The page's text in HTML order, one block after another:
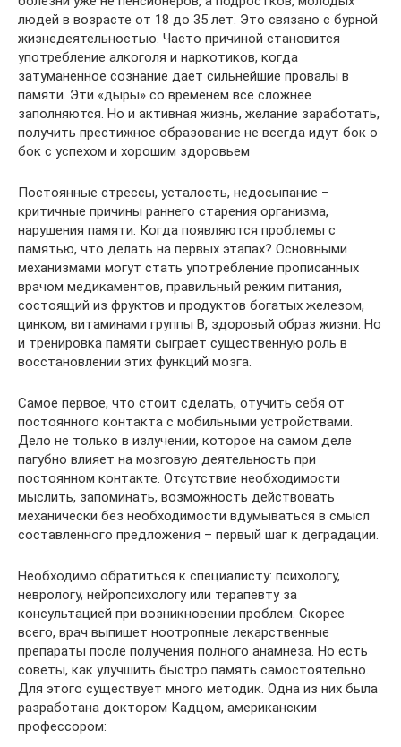
людей в возрасте от 18 до 35 лет. Это связано с бурной
жизнедеятельностью. Часто причиной становится
употребление алкоголя и наркотиков, когда
затуманенное сознание дает сильнейшие провалы в
памяти. Эти «дыры» со временем все сложнее
заполняются. Но и активная жизнь, желание заработать,
получить престижное образование не всегда идут бок о
бок с успехом и хорошим здоровьем
Постоянные стрессы, усталость, недосыпание –
критичные причины раннего старения организма,
нарушения памяти. Когда появляются проблемы с
памятью, что делать на первых этапах? Основными
механизмами могут стать употребление прописанных
врачом медикаментов, правильный режим питания,
состоящий из фруктов и продуктов богатых железом,
цинком, витаминами группы В, здоровый образ жизни. Но
и тренировка памяти сыграет существенную роль в
восстановлении этих функций мозга.
Самое первое, что стоит сделать, отучить себя от
постоянного контакта с мобильными устройствами.
Дело не только в излучении, которое на самом деле
пагубно влияет на мозговую деятельность при
постоянном контакте. Отсутствие необходимости
мыслить, запоминать, возможность действовать
механически без необходимости вдумываться в смысл
составленного предложения – первый шаг к деградации.
Необходимо обратиться к специалисту: психологу,
неврологу, нейропсихологу или терапевту за
консультацией при возникновении проблем. Скорее
всего, врач выпишет ноотропные лекарственные
препараты после получения полного анамнеза. Но есть
советы, как улучшить быстро память самостоятельно.
Для этого существует много методик. Одна из них была
разработана доктором Кадцом, американским
профессором: